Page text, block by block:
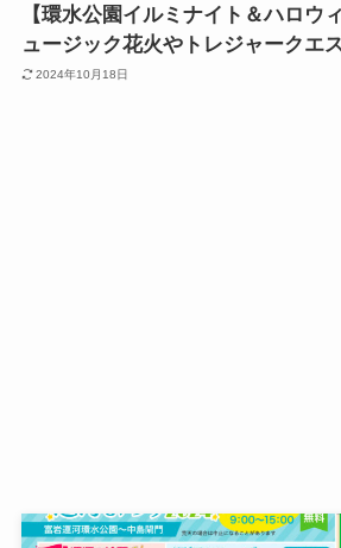
【環水公園イルミナイト＆ハロウ
ュージック花火やトレジャークエ
2024年10月18日